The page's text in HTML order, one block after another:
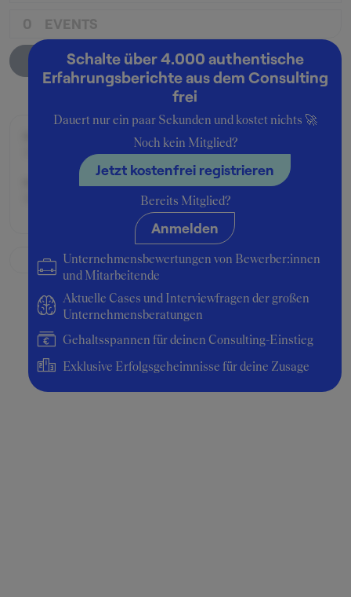
0 EVENTS
Unternehmensprofil
Schalte über 4.000 authentische
Erfahrungsberichte aus dem Consulting
frei
Dauert nur ein paar Sekunden und kostet nichts 🚀
Noch kein Mitglied?
Jetzt kostenfrei registrieren
Bereits Mitglied?
Anmelden
Unternehmensbewertungen von Bewerber:innen
und Mitarbeitende
Aktuelle Cases und Interviewfragen der großen
Unternehmensberatungen
Gehaltsspannen für deinen Consulting-Einstieg
Exklusive Erfolgsgeheimnisse für deine Zusage